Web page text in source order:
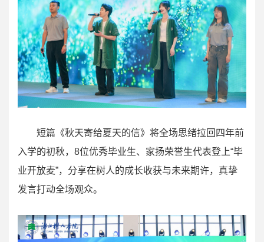
短篇《秋天寄给夏天的信》将全场思绪拉回四年前
入学的初秋，8位优秀毕业生、家扬荣誉生代表登上“毕
业开放麦”，分享在树人的成长收获与未来期许，真挚
发言打动全场观众。